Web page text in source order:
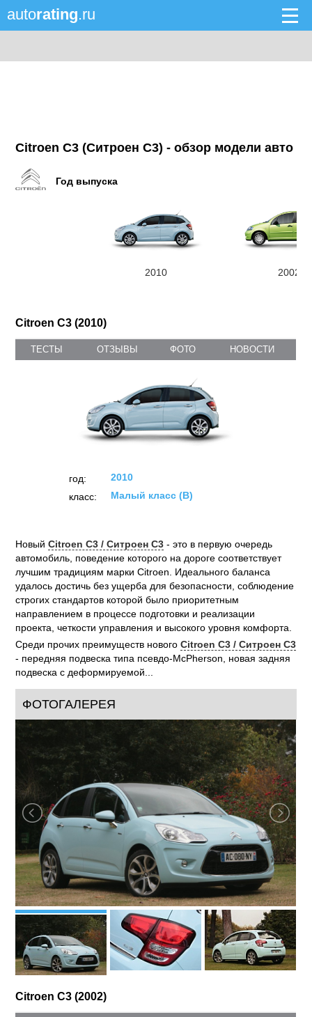
autorating.ru
Citroen C3 (Ситроен C3) - обзор модели авто
Год выпуска
2010 2002
Citroen C3 (2010)
ТЕСТЫ ОТЗЫВЫ ФОТО НОВОСТИ
год:
2010
класс:
Малый класс (B)
НовыйCitroen C3 / Ситроен С3 - это в первую очередь
автомобиль, поведение которого на дороге соответствует
лучшим традициям марки Citroen. Идеального баланса
удалось достичь без ущерба для безопасности, соблюдение
строгих стандартов которой было приоритетным
направлением в процессе подготовки и реализации
проекта, четкости управления и высокого уровня комфорта.
Среди прочих преимуществ новогоCitroen C3 / Ситроен С3
- передняя подвеска типа псевдо-McPherson, новая задняя
подвеска с деформируемой...
ФОТОГАЛЕРЕЯ
Citroen C3 (2002)